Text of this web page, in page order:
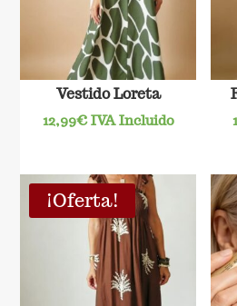
Vestido Loreta
12,99€ IVA Incluido
¡Oferta!